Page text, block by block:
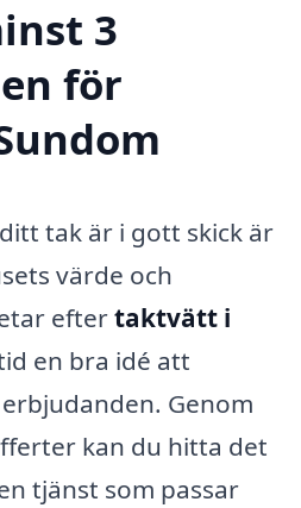
3
för
tak är i gott skick är
värde och
eftertaktvätt i
en bra idé att
Genom
kan du hitta det
tjänst som passar